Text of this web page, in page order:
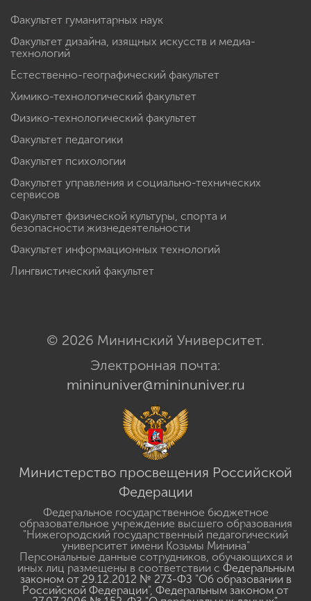
Факультет гуманитарных наук
Факультет дизайна, изящных искусств и медиа-
технологий
Естественно-географический факультет
Химико-технологический факультет
Физико-технологический факультет
Факультет педагогики
Факультет психологии
Факультет управления и социально-технических
сервисов
Факультет физической культуры, спорта и
безопасности жизнедеятельности
Факультет информационных технологий
Лингвистический факультет
© 2026 Мининский Университет.
Электронная почта:
mininuniver@mininuniver.ru
Министерство просвещения Российской
Федерации
Федеральное государственное бюджетное
образовательное учреждение высшего образования
"Нижегородский государственный педагогический
университет имени Козьмы Минина"
Персональные данные сотрудников, обучающихся и
иных лиц размещены в соответствии с Федеральным
законом от 29.12.2012 № 273-ФЗ "Об образовании в
Российской Федерации", Федеральным законом от